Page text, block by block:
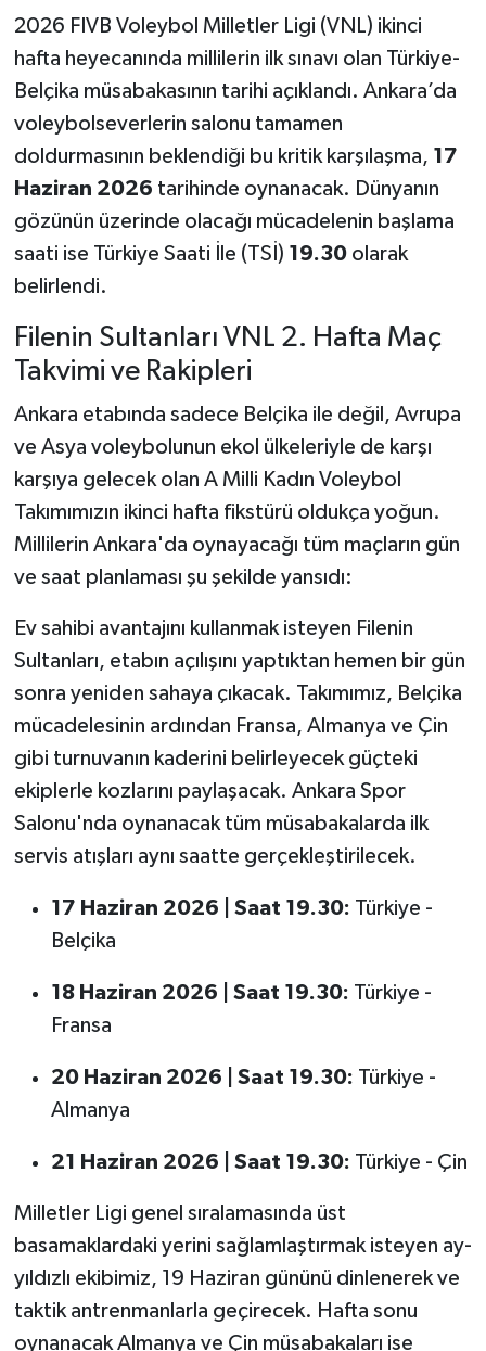
2026 FIVB Voleybol Milletler Ligi (VNL) ikinci
hafta heyecanında millilerin ilk sınavı olan Türkiye-
Belçika müsabakasının tarihi açıklandı. Ankara’da
voleybolseverlerin salonu tamamen
doldurmasının beklendiği bu kritik karşılaşma, 17
Haziran 2026 tarihinde oynanacak. Dünyanın
gözünün üzerinde olacağı mücadelenin başlama
saati ise Türkiye Saati İle (TSİ) 19.30olarak
belirlendi.
Filenin Sultanları VNL 2. Hafta Maç
Takvimi ve Rakipleri
Ankara etabında sadece Belçika ile değil, Avrupa
ve Asya voleybolunun ekol ülkeleriyle de karşı
karşıya gelecek olan A Milli Kadın Voleybol
Takımımızın ikinci hafta fikstürü oldukça yoğun.
Millilerin Ankara'da oynayacağı tüm maçların gün
ve saat planlaması şu şekilde yansıdı:
Ev sahibi avantajını kullanmak isteyen Filenin
Sultanları, etabın açılışını yaptıktan hemen bir gün
sonra yeniden sahaya çıkacak. Takımımız, Belçika
mücadelesinin ardından Fransa, Almanya ve Çin
gibi turnuvanın kaderini belirleyecek güçteki
ekiplerle kozlarını paylaşacak. Ankara Spor
Salonu'nda oynanacak tüm müsabakalarda ilk
servis atışları aynı saatte gerçekleştirilecek.
17 Haziran 2026 | Saat 19.30: Türkiye -
Belçika
18 Haziran 2026 | Saat 19.30: Türkiye -
Fransa
20 Haziran 2026 | Saat 19.30: Türkiye -
Almanya
21 Haziran 2026 | Saat 19.30: Türkiye - Çin
Milletler Ligi genel sıralamasında üst
basamaklardaki yerini sağlamlaştırmak isteyen ay-
yıldızlı ekibimiz, 19 Haziran gününü dinlenerek ve
taktik antrenmanlarla geçirecek. Hafta sonu
oynanacak Almanya ve Çin müsabakaları ise